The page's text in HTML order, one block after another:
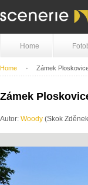
Home
Home Zámek
Zámek
Autor: Woody (Skok